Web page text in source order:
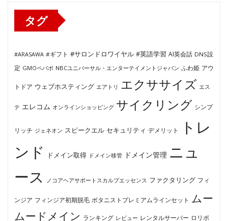
タグ
#ARASAWA #ギフト #サロンドロワイヤル #英語学習 AI英会話 DNS設
定 GMOペパボ NBCユニバーサル・エンターテイメントジャパン ふわ姫 アウ
トドア ウェブホスティング エアトリ エクササイズ エス
テ エレコム オンラインショッピング サイクリング シンプ
リッチ ジェネオン スピークエル セキュリティ デメリット
トレ
ンド
ドメイン取得 ドメイン移管 ドメイン管理 ニュ
ース
ノコアヘアサポートスカルプエッセンス ファクタリング フィ
ンジア フィンジア初期脱毛 ボタニストプレミアムラインセット ムー
ムードメイン ランキング レビュー レンタルサーバー ロリポ